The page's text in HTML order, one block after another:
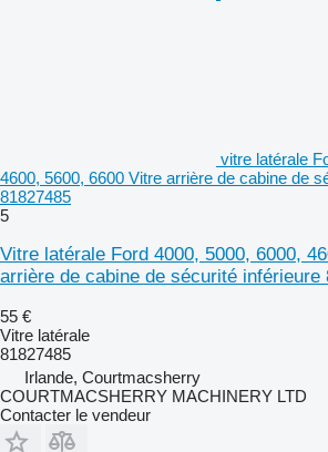
vitre latérale
4600, 5600, 6600 Vitre arrière de cabine de
81827485
5
Vitre latérale Ford 4000, 5000, 6000,
arrière de cabine de sécurité inférieure
55 €
Vitre latérale
81827485
Irlande, Courtmacsherry
COURTMACSHERRY MACHINERY LTD
Contacter le vendeur